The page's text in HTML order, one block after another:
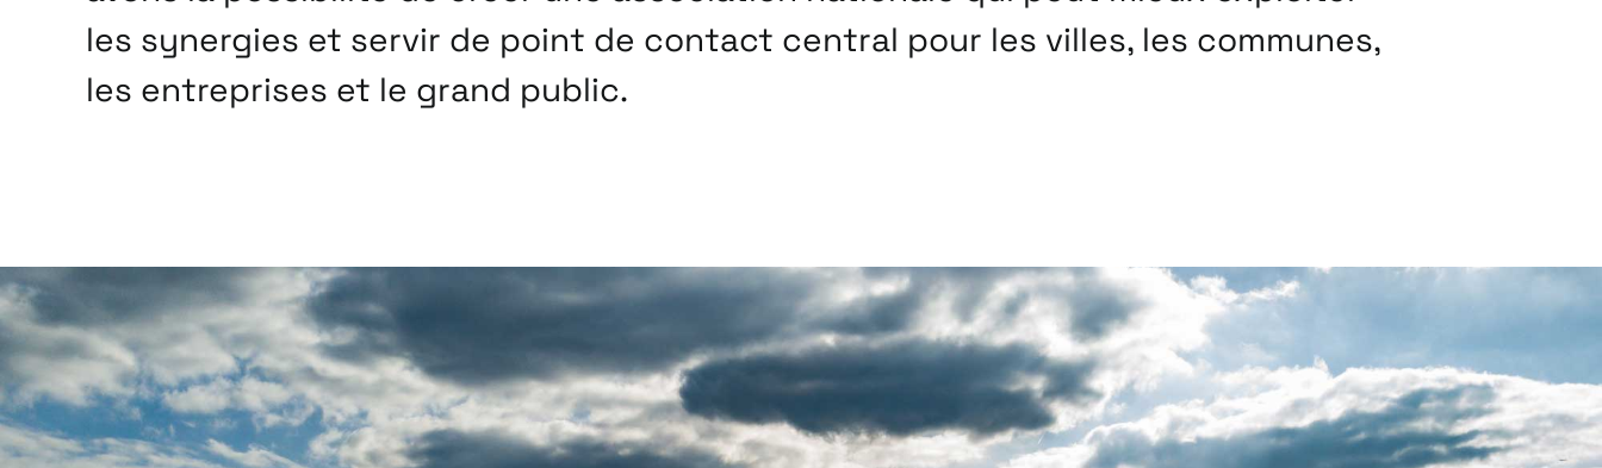
les synergies et servir de point de contact central pour les villes, les communes,
les entreprises et le grand public.